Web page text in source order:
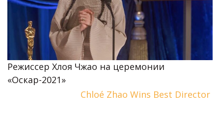
Режиссер Хлоя Чжао на церемонии
«Оскар-2021»
Chloé Zhao Wins Best Director